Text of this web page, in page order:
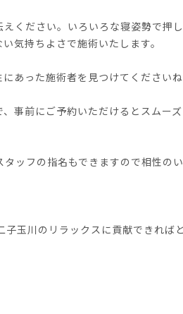
ください。いろいろな寝姿勢で押
気持ちよさで施術いたします。
あった施術者を見つけてください
事前にご予約いただけるとスムー
ッフの指名もできますので相性の
玉川のリラックスに貢献できれば